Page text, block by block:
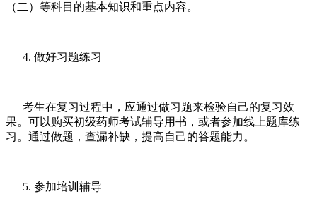
（二）等科目的基本知识和重点内容。
4. 做好习题练习
考生在复习过程中，应通过做习题来检验自己的复习效
果。可以购买初级药师考试辅导用书，或者参加线上题库练
习。通过做题，查漏补缺，提高自己的答题能力。
5. 参加培训辅导